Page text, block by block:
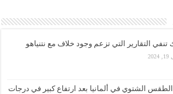
تنفي التقارير التي تزعم وجود خلاف مع نتنياهو
الشتوي في ألمانيا بعد ارتفاع كبير في درجات